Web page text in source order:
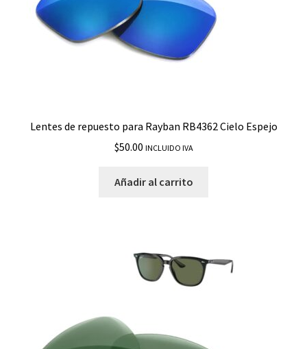
Lentes de repuesto para Rayban RB4362 Cielo Espejo
$50.00 INCLUIDO IVA
Añadir al carrito